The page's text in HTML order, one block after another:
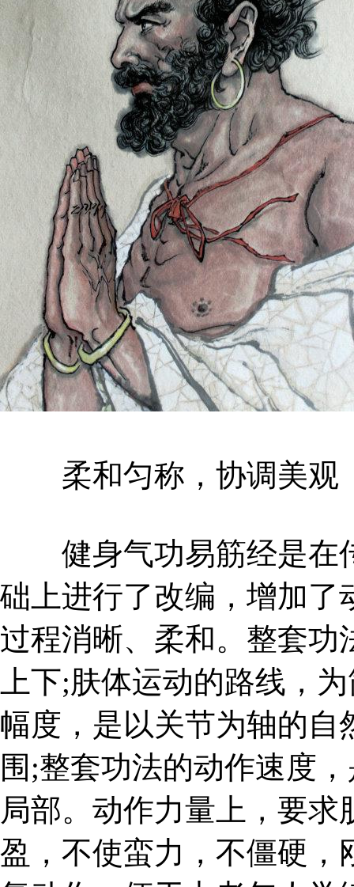
柔和匀称，协调美观
健身气功易筋经是在
础上进行了改编，增加了
过程消晰、柔和。整套功
上下;肤体运动的路线，
幅度，是以关节为轴的自
围;整套功法的动作速度
局部。动作力量上，要
盈，不使蛮力，不僵硬，